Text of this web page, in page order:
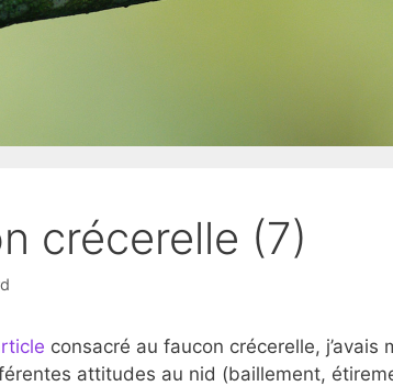
crécerelle (7)
consacré au faucon crécerelle, j’avais
attitudes au nid (baillement,